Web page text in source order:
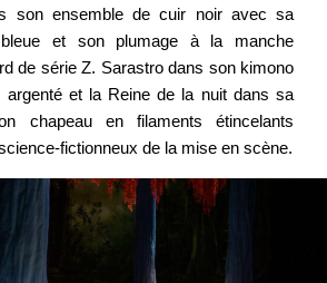
son ensemble de cuir noir avec sa
bleue et son plumage à la manche
de série Z. Sarastro dans son kimono
argenté et la Reine de la nuit dans sa
chapeau en filaments étincelants
fictionneux de la mise en scène.